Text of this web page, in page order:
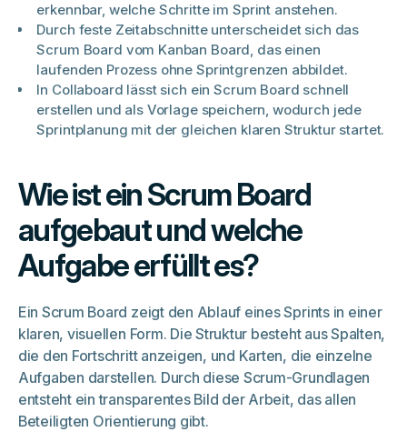
erkennbar, welche Schritte im Sprint anstehen.
Durch feste Zeitabschnitte unterscheidet sich das
Scrum Board vom Kanban Board, das einen
laufenden Prozess ohne Sprintgrenzen abbildet.
In Collaboard lässt sich ein Scrum Board schnell
erstellen und als Vorlage speichern, wodurch jede
Sprintplanung mit der gleichen klaren Struktur startet.
Wie ist ein Scrum Board
aufgebaut und welche
Aufgabe erfüllt es?
Ein Scrum Board zeigt den Ablauf eines Sprints in einer
klaren, visuellen Form. Die Struktur besteht aus Spalten,
die den Fortschritt anzeigen, und Karten, die einzelne
Aufgaben darstellen. Durch diese Scrum-Grundlagen
entsteht ein transparentes Bild der Arbeit, das allen
Beteiligten Orientierung gibt.